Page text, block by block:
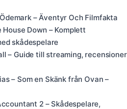
– Äventyr Och Filmfakta
Down – Komplett
skådespelare
– Guide till streaming, recensioner
– Som en Skänk från Ovan –
2 – Skådespelare,